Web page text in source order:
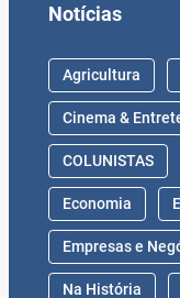
Notícias
Agricultura
Cinema &
COLUNISTAS
Economia
Empresas e
Na História